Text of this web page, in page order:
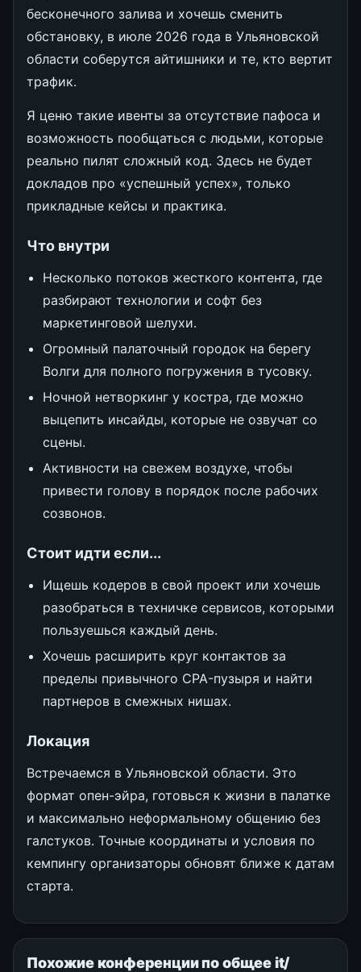
бесконечного залива и хочешь сменить
обстановку, в июле 2026 года в Ульяновской
области соберутся айтишники и те, кто вертит
трафик.
Я ценю такие ивенты за отсутствие пафоса и
возможность пообщаться с людьми, которые
реально пилят сложный код. Здесь не будет
докладов про «успешный успех», только
прикладные кейсы и практика.
Что внутри
Несколько потоков жесткого контента, где
разбирают технологии и софт без
маркетинговой шелухи.
Огромный палаточный городок на берегу
Волги для полного погружения в тусовку.
Ночной нетворкинг у костра, где можно
выцепить инсайды, которые не озвучат со
сцены.
Активности на свежем воздухе, чтобы
привести голову в порядок после рабочих
созвонов.
Стоит идти если...
Ищешь кодеров в свой проект или хочешь
разобраться в техничке сервисов, которыми
пользуешься каждый день.
Хочешь расширить круг контактов за
пределы привычного CPA-пузыря и найти
партнеров в смежных нишах.
Локация
Встречаемся в Ульяновской области. Это
формат опен-эйра, готовься к жизни в палатке
и максимально неформальному общению без
галстуков. Точные координаты и условия по
кемпингу организаторы обновят ближе к датам
старта.
Похожие конференции по общее it/